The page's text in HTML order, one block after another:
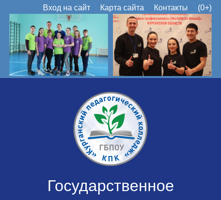
Вход на сайт Карта сайта Контакты (0+)
Государственное